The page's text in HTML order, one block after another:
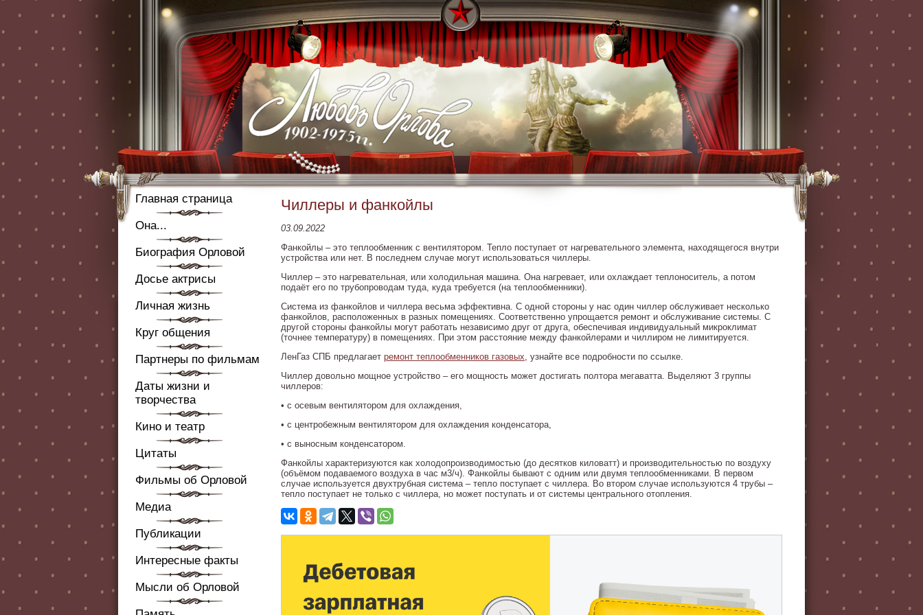
Главная страница
Она...
Биография Орловой
Досье актрисы
Личная жизнь
Круг общения
Партнеры по фильмам
Даты жизни и
творчества
Кино и театр
Цитаты
Фильмы об Орловой
Медиа
Публикации
Интересные факты
Мысли об Орловой
Чиллеры и фанкойлы
03.09.2022
Фанкойлы – это теплообменник с вентилятором. Тепло поступает от нагревательного элемента, находящегося внутри
устройства или нет. В последнем случае могут использоваться чиллеры.
Чиллер – это нагревательная, или холодильная машина. Она нагревает, или охлаждает теплоноситель, а потом
подаёт его по трубопроводам туда, куда требуется (на теплообменники).
Система из фанкойлов и чиллера весьма эффективна. С одной стороны у нас один чиллер обслуживает несколько
фанкойлов, расположенных в разных помещениях. Соответственно упрощается ремонт и обслуживание системы. С
другой стороны фанкойлы могут работать независимо друг от друга, обеспечивая индивидуальный микроклимат
(точнее температуру) в помещениях. При этом расстояние между фанкойлерами и чиллиром не лимитируется.
ЛенГаз СПБ предлагает ремонт теплообменников газовых, узнайте все подробности по ссылке.
Чиллер довольно мощное устройство – его мощность может достигать полтора мегаватта. Выделяют 3 группы
чиллеров:
• с осевым вентилятором для охлаждения,
• с центробежным вентилятором для охлаждения конденсатора,
• с выносным конденсатором.
Фанкойлы характеризуются как холодопроизводимостью (до десятков киловатт) и производительностью по воздуху
(объёмом подаваемого воздуха в час м3/ч). Фанкойлы бывают с одним или двумя теплообменниками. В первом
случае используется двухтрубная система – тепло поступает с чиллера. Во втором случае используются 4 трубы –
тепло поступает не только с чиллера, но может поступать и от системы центрального отопления.